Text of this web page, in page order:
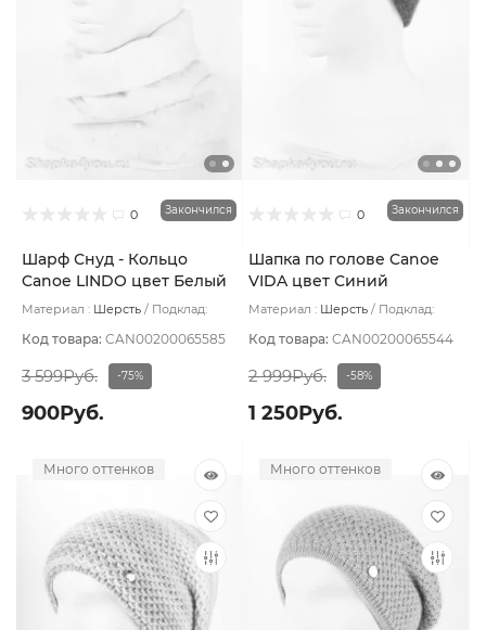
0 Закончился
Шарф Снуд - Кольцо
Canoe LINDO цвет Белый
Материал : Шерсть
Подклад:
Код товара: CAN00200065585
3 599Руб. -75%
900Руб.
0 Закончился
Шапка по голове Canoe
VIDA цвет Синий
Материал : Шерсть
Подклад:
Код товара: CAN00200065544
2 999Руб. -58%
1 250Руб.
Много оттенков Много оттенков